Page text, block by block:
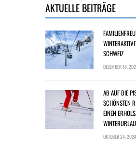
AKTUELLE BEITRÄGE
SCHWEIZ
DEZEMBER 18,
AB AUF DIE
SCHÖNSTEN
EINEN
OKTOBER 24, 2024